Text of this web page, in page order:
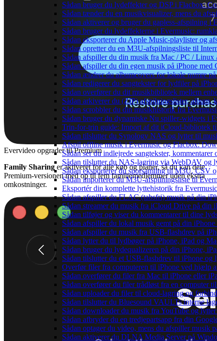
Sådan bruger du lydeffekter og DSP i Flacbox:
Sådan tænder du en musikvisualizer, mens du
Sådan aktiverer og bruger du gapless-afspilning i
Sådan bruger du lydeffekterne i Evermusic:
Sådan eksporterer du Apple Music-playlister og
Sådan opretter du en M3U-afspilningsliste til
Sådan afspiller du din musik fra Mac / PC /
Sådan afspiller du din egen musik på iPhone med
Sådan ændrer du albumcovers for lokale numre
Sådan redigerer du sangtekster for lydfiler på
Sådan overfører du dit musikbibliotek mellem
Sådan arkiverer du (ZIP) afspilningslister, album,
Sådan scrobbler du din musikhistorik fra
Sådan bruger du dynamiske Nu spiller-widgets i
Trin-for-trin guide: Import af dit iCloud-bibliotek
Sådan tilslutter du Synology NAS og lytter til
Afspil offline musik i Evermusic og Flacbox:
Sådan ser du indlejrede sangtekster,
Sådan tilslutter du NAS-lagring via WebDAV og
Sådan eksporterer du sporsamling til M3U, CSV
Sådan importerer du M3U-afspilningsliste til
Eksportér din komplette lyttehistorik fra
Sådan afspiller du FLAC (tabsfri) musik på din
Sådan streamer du musik fra iCloud Drive på din
Sådan tilføjer og viser du kommentarer til dine
Sådan afspiller du lokal musik gemt på din
Sådan afspiller du musik fra USB-flashdrev på
Sådan lytter du til lydbøger på iPhone, iPad og
Sådan bruger du lydequalizeren på din iPhone,
Sådan tilslutter du et USB-flashdrev til iPhone
Overfør filer fra computeren til iPhone ved hjælp
Sådan overfører du filer fra Mac til iPhone eller
Sådan overfører du filer trådløst fra en computer
Sådan uploader du filer til cloud-lagring og
Sådan tilslutter du Bluesound VAULTs interne
Sådan downloader du musik fra YouTube og
Sådan afbryder du en tredjepartsapp fra din
Sådan optager du video, mens du afspiller musik
Sådan aktiverer du DLNA Media Server på
Evervideo opgrader til Premium
Family Sharing er aktiveret for alle køb og planer, så du kan dele
Premium-versionen med op til fem familiemedlemmer uden ekstra
omkostninger.